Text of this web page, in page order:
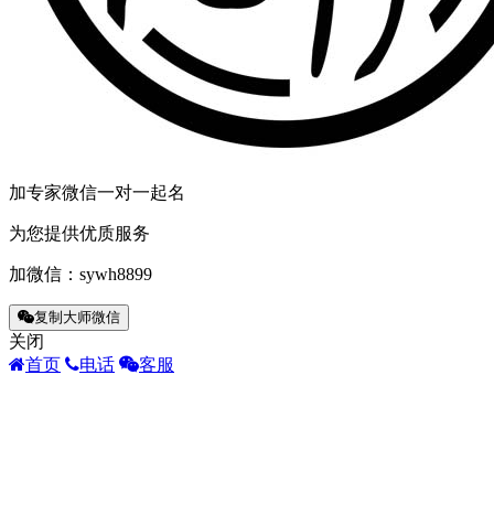
加专家微信一对一起名
为您提供优质服务
加微信： sywh8899
复制大师微信
关闭
首页
电话 客服